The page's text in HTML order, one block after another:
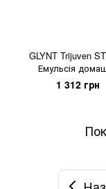
GLYNT Trijuven
Емульсія
1 312 грн